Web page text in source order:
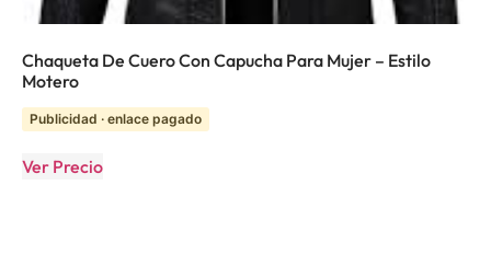
Chaqueta De Cuero Con Capucha Para Mujer – Estilo
Motero
Publicidad · enlace pagado
Ver Precio